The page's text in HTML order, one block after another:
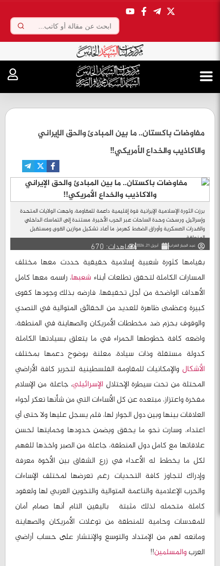
.
مفاوضات باكستان.. ما بين المبادئ والحق الإيراني
والاكاذيب والخداع الأمريكي!!
برزت الثورة الإسلامية الإيرانية قوة إقليمية داعمة للمقاومة، واجهت الولايات المتحدة
وإسرائيل، ورسخت وحدة الساحات عبر الحرب الأخيرة، مستندة إلى التماسك الداخلي
والقدرات العسكرية وأوراق الضغط كهرمز، ما أعاد تشكيل موازين القوى ومستقبل
المنطقة....
عبد الجبار الغراب أبريل 21, 2026
مشاهدات: 670
بقيامها كثورة شعبية إسلامية حقيقية حددت معها مختلف
المسارات الكاملة لتحقق تطلعات أبناء شعبها، راسمه معها كامل
الأهداف الواضحة من أجل تحقيقها، فارضه بذلك وجودها كقوى
كبيرة وعظمى ظاهرة للعديد من الحقائق المتوالية في التصدي
والوقوف بحزم ضد مخططات الأمريكان والصهاينة في المنطقة،
واضعه كافة خطوطها الحمراء في ما يتعلق بسيادتها الكاملة
كدولة مستقلة وذات سيادة، معلنة بوضوح دعمها بمختلف
الأشكال والإمكانيات للمقاومة الفلسطينية لتحرير كافة الأراضي
المحتلة من تحت سيطرة الإحتلال الإسرائيلي، جاعلة من الإسلام
مفخرة واعتزاز، مبتعده عن كل الأساءات التي من شأنها تعكر أجواء
العلاقات بينها وبين دول الجوار لها، فلم يسجل عليها ولا حتى أي
اعتداء، وسارت نحو ما يحقق ويضمن حدودها وحمايتها لحسن
علاقاتها مع كامل دول المنطقة، جاعلة من الصبر واخذها للفهم
لكل ما يخطط له الأعداء في زرع الشقاق بين الأخوة معرفة
وإدراك لتجاوز كافة التحديات رغم تعرضها لمختلف الإساءات
والحرب الإعلامية والناعمة المتوالية والتخوين العربي لها ولعقود
كاملة متحمله لذلك مثبتة باليقين التام أنها صمام أمان
للمقدسات وحامية للمنطقة من توغلات الأمريكان والصهاينة
ومانعه لهم من الإمتداد والتوسع والإنتشار على حساب أراضي
العربوالمسلمين!!